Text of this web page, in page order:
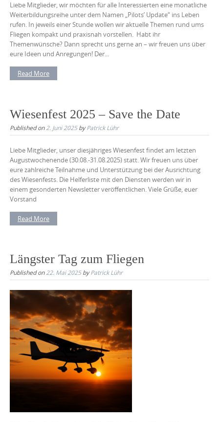
Liebe Mitglieder, wir möchten für alle Interessierten eine monatliche
Weiterbildungsreihe unter dem Namen „Pilots’ Update“ ins Leben
rufen. In jeweils einer Stunde wollen wir aktuelle Themen rund ums
Fliegen kompakt und praxisnah vorstellen. Habt ihr
Themenwünsche? Dann sprecht uns gerne an – wir freuen uns über
eure Ideen und Anregungen! Der...
Read More
Wiesenfest 2025 – Save the Date
Published on2. Juni 2025byPatrick Lühr
Liebe Mitglieder, unser diesjähriges Wiesenfest findet am letzten
Augustwochenende (30.08.-31.08.2025) statt. Wir freuen uns über
eure zahlreiche Teilnahme und Unterstützung bei der Ausrichtung
des Wiesenfests. Die Helferliste mit den Diensten werden wir in
einem gesonderten Newsletter veröffentlichen. Viele Grüße, euer
Vorstand
Read More
Längster Tag zum Fliegen
Published on22. Mai 2025byPatrick Lühr